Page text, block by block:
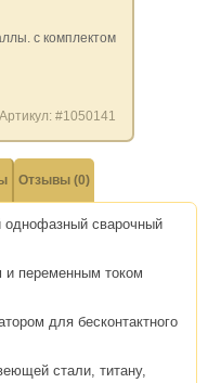
с комплектом
Артикул: #1050141
Отзывы (0)
сварочный
и переменным током
для бесконтактного
стали, титану,